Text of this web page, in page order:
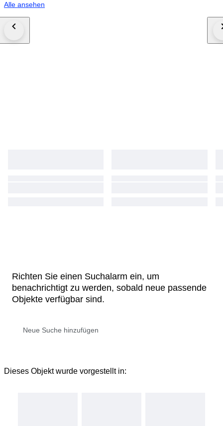
Alle ansehen
Richten Sie einen Suchalarm ein, um
benachrichtigt zu werden, sobald neue passende
Objekte verfügbar sind.
Dieses Objekt wurde vorgestellt in: